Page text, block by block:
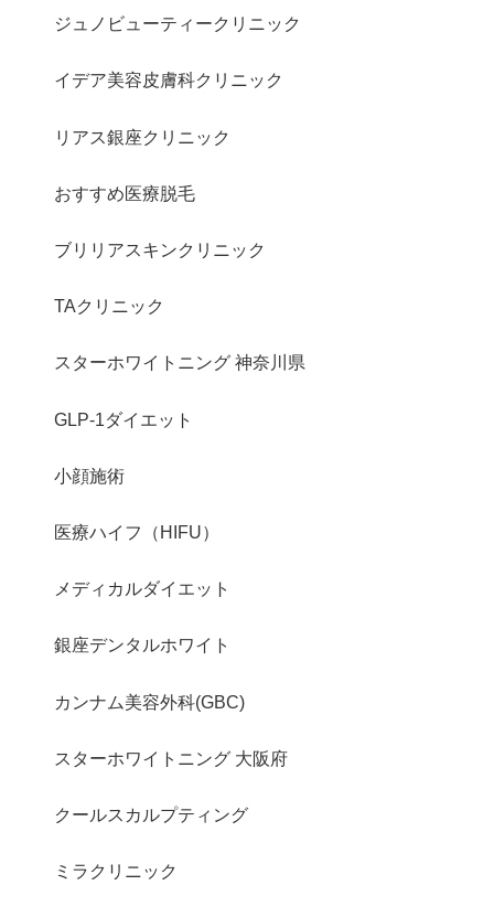
ジュノビューティークリニック
イデア美容皮膚科クリニック
リアス銀座クリニック
おすすめ医療脱毛
ブリリアスキンクリニック
TAクリニック
スターホワイトニング 神奈川県
GLP-1ダイエット
小顔施術
医療ハイフ（HIFU）
メディカルダイエット
銀座デンタルホワイト
カンナム美容外科(GBC)
スターホワイトニング 大阪府
クールスカルプティング
ミラクリニック